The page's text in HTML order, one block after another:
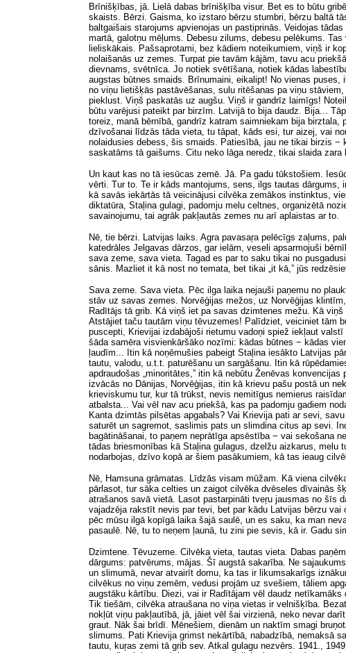
Brīnišķības, jā. Lielā dabas brīnišķība visur. Bet es to būtu
skaists. Bērzi. Gaisma, ko izstaro bērzu stumbri, bērzu baltā
baltgaišais starojums apvienojas un pastiprinās. Veidojas
martā, galotņu mēļums. Debesu zilums, debesu pelēkums.
lieliskākais. Pašsaprotami, bez kādiem noteikumiem, viņš ir
nolaišanās uz zemes. Turpat pie tavām kājām, tavu acu
dievnams, svētnīca. Jo notiek svētīšana, notiek kādas
augstas būtnes smaids. Brīnumaini, eikalipt! No vienas
no viņu lietišķās pastāvēšanas, sulu ritēšanas pa viņu
pieklust. Viņš paskatās uz augšu. Viņš ir gandrīz laimīgs!
būtu varējusi pateikt par birzīm. Latvijā to bija daudz. Bija...
toreiz, manā bērnībā, gandrīz katram saimniekam bija
dzīvošanai līdzās tāda vieta, tu tāpat, kāds esi, tur aizej, vai
nolaidusies debess, šis smaids. Patiesībā, jau ne tikai birzis
saskatāms tā gaišums. Citu neko lāga neredz, tikai slaida
Un kaut kas no tā iesūcas zemē. Jā. Pa gadu tūkstošiem.
vērti. Tur to. Te ir kāds mantojums, sens, ilgs tautas
kā savās iekārtās tā veicinājusi cilvēka zemākos instinktus,
diktatūra, Staļina gulagi, padomju melu celtnes, organizētā
savainojumu, tai agrāk pakļautās zemes nu arī aplaistas ar to.
Nē, tie bērzi. Latvijas laiks. Agra pavasaŗa pelēcīgs zaļums,
katedrāles Jelgavas dārzos, gar ielām, veseli apsarmojuši
sava zeme, sava vieta. Tagad es par to saku tikai no
sānis. Mazliet it kā nost no temata, bet tikai „it kā,” jūs
Sava zeme. Sava vieta. Pēc ilga laika nejauši paņemu no
stāv uz savas zemes. Norvēģijas mežos, uz Norvēģijas
Radītājs tā grib. Kā viņš iet pa savas dzimtenes mežu. Kā
Atstājiet taču tautām viņu tēvuzemes! Palīdziet, veiciniet tām
puscepti, Krievijai izdabājoši rietumu vadoņi spiež iekļaut
šāda samēra visvienkāršāko nozīmi: kādas būtnes − kādas
ļaudīm... Itin kā noņēmušies pabeigt Staļina iesākto Latvijas
tautu, valodu, u.t.t. paturēšanu un sargāšanu. Itin kā
apdraudošas „minoritātes,” itin kā nebūtu Ženēvas
izvācās no Dānijas, Norvēģijas, itin kā krievu pašu postā un
krieviskumu tur, kur tā trūkst, nevis nemitīgus nemierus
atbalsta... Vai vēl nav acu priekšā, kas pa padomju gadiem
Kanta dzimtās pilsētas apgabals? Vai Krievija pati ar sevi,
saturēt un sagremot, saslimis pats un slimdina citus ap sevi.
bagātināšanai, to paņem neprātīga apsēstība − vai sekošana
tādas briesmonības kā Staļina gulagus, dzelžu aizkarus,
nodarbojas, dzīvo kopā ar šiem pasākumiem, kā tas ieaug
Nē, Hamsuna grāmatas. Līdzās visam mūžam. Kā viena
pārlasot, tur sāka celties un zaigot cilvēka dvēseles dīvainās
atrašanos savā vietā. Lasot pastarpināti tveŗu jausmas no šīs
vajadzēja rakstīt nevis par tevi, bet par kādu Latvijas bērzu
pēc mūsu ilgā kopīgā laika šajā saulē, un es saku, ka man
pasaulē. Nē, tu to neņem ļaunā, tu zini pie sevis, kā ir. Gadu
Dzimtene. Tēvuzeme. Cilvēka vieta, tautas vieta. Dabas
dārgums: patvērums, mājas. Šī augstā sakarība. Ne
un slimumā, nevar atvairīt domu, ka tas ir likumsakarīgs
cilvēkus no viņu zemēm, vedusi projām uz svešiem, tāliem
augstāku kārtību. Diezi, vai ir Radītājam vēl daudz
Tik tiešām, cilvēka atraušana no viņa vietas ir velnišķība.
nokļūt viņu pakļautībā, jā, jāiet vēl šai virzienā, neko nevar
graut. Nāk šai brīdī. Mēnešiem, dienām un naktīm smagi
slimums. Pati Krievija grimst nekārtībā, nabadzībā, nemaksā
tautu, kuŗas zemi tā grib sev. Atkal gulagu nezvērs. 1941.,